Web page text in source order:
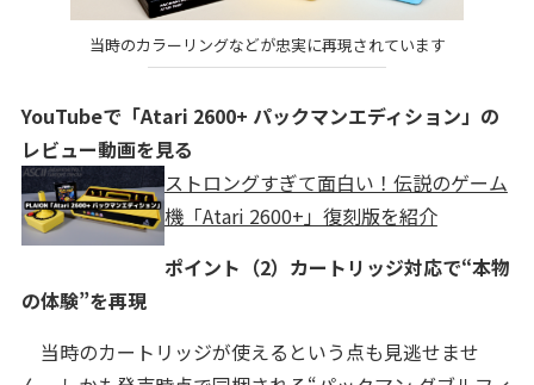
当時のカラーリングなどが忠実に再現されています
YouTubeで「Atari 2600+ パックマンエディション」の
レビュー動画を見る
ストロングすぎて面白い！伝説のゲーム
機「Atari 2600+」復刻版を紹介
ポイント（2） カートリッジ対応で“本物
の体験”を再現
当時のカートリッジが使えるという点も見逃せませ